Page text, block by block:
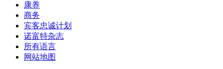
康养
商务
宾客忠诚计划
诺富特杂志
所有语言
网站地图